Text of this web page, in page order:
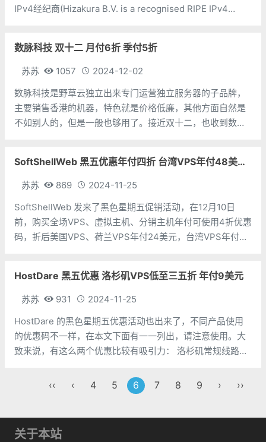
IPv4经纪商(Hizakura B.V. is a recognised RIPE IPv4
数脉科技 双十二 月付6折 季付5折
苏苏 1057
2024-12-02
数脉科技是野草云独立出来专门运营独立服务器的子品牌，
主要销售香港的机器，特色就是价格低廉，其他方面自然是
不如别人的，但是一般也够用了。接近双十二，也收到数脉
子，具体看当天的汇率。香港E3-1230
SoftShellWeb 黑五优惠年付四折 台湾VPS年付48美元 虚拟主机年付8美元
苏苏 869
2024-11-25
SoftShellWeb 发来了黑色星期五促销活动，在12月10日
前，购买全场VPS、虚拟主机、分销主机年付可使用4折优惠
码，折后美国VPS、荷兰VPS年付24美元，台湾VPS年付48
HostDare 黑五优惠 洛杉矶VPS低至三五折 年付9美元
苏苏 931
2024-11-25
HostDare 的黑色星期五优惠活动也出来了，不同产品使用
的优惠码不一样，在本文下面有一一列出，请注意使用。大
致来说，有这么两个优惠比较有吸引力： 洛杉矶常规线路三
年付 21.59 美元我们就以年付9刀的产品系列（Cheap NV
‹‹ ‹ 4 5 6 7 8 9 › ››
关于本站